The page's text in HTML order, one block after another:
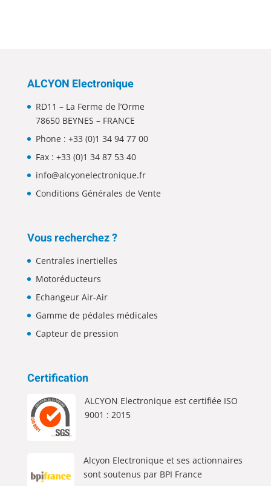
ALCYON Electronique
RD11 – La Ferme de l’Orme
78650 BEYNES – FRANCE
Phone : +33 (0)1 34 94 77 00
Fax : +33 (0)1 34 87 53 40
info@alcyonelectronique.fr
Conditions Générales de Vente
Vous recherchez ?
Centrales inertielles
Motoréducteurs
Echangeur Air-Air
Gamme de pédales médicales
Capteur de pression
Certification
ALCYON Electronique est certifiée ISO
9001 : 2015
Alcyon Electronique et ses actionnaires
sont soutenus par BPI France